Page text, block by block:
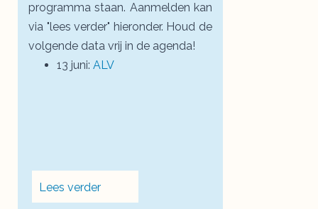
programma staan. Aanmelden kan
via "lees verder" hieronder. Houd de
volgende data vrij in de agenda!
13 juni: ALV
Lees verder